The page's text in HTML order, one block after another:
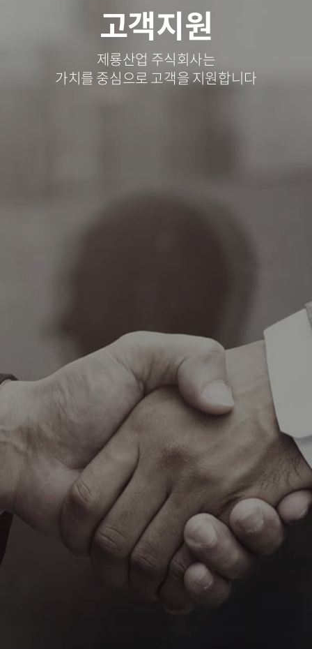
고객지원
제룡산업 주식회사는
가치를 중심으로 고객을 지원합니다